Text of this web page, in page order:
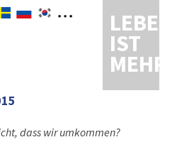
LEBEN
IST
MEHR
dass wir umkommen?